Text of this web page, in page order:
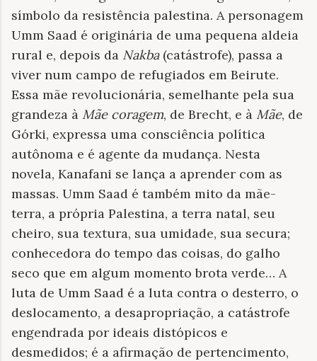
símbolo da resistência palestina. A personagem
Umm Saad é originária de uma pequena aldeia
rural e, depois da Nakba(catástrofe), passa a
viver num campo de refugiados em Beirute.
Essa mãe revolucionária, semelhante pela sua
grandeza à Mãe coragem, de Brecht, e à Mãe, de
Górki, expressa uma consciência política
autônoma e é agente da mudança. Nesta
novela, Kanafani se lança a aprender com as
massas. Umm Saad é também mito da mãe-
terra, a própria Palestina, a terra natal, seu
cheiro, sua textura, sua umidade, sua secura;
conhecedora do tempo das coisas, do galho
seco que em algum momento brota verde… A
luta de Umm Saad é a luta contra o desterro, o
deslocamento, a desapropriação, a catástrofe
engendrada por ideais distópicos e
desmedidos; é a afirmação de pertencimento,